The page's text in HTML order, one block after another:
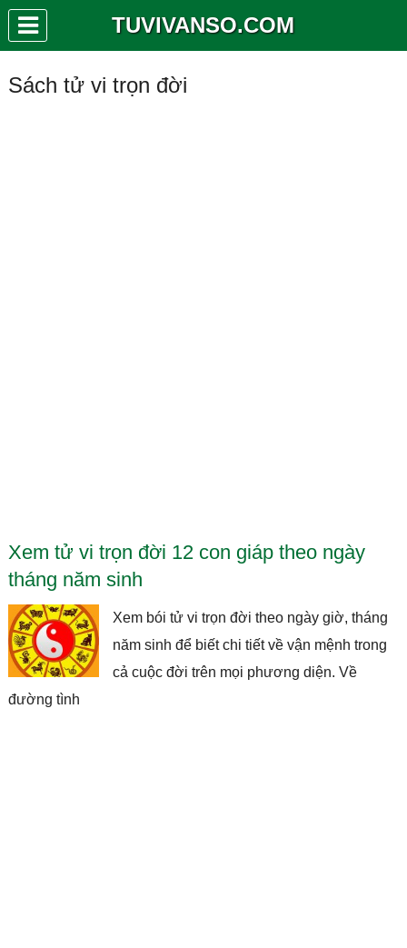
TUVIVANSO.COM
Sách tử vi trọn đời
Xem tử vi trọn đời 12 con giáp theo ngày
tháng năm sinh
Xem bói tử vi trọn đời theo ngày giờ, tháng
năm sinh để biết chi tiết về vận mệnh trong
cả cuộc đời trên mọi phương diện. Về
đường tình